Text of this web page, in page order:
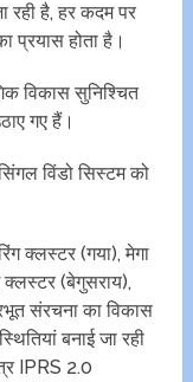
रही है, हर कदम पर
प्रयास होता है।
विकास सुनिश्चित
गए हैं।
विंडो सिस्टम को
(गया), मेगा
(बेगुसराय),
संरचना का विकास
बनाई जा रही
IPRS 2.0